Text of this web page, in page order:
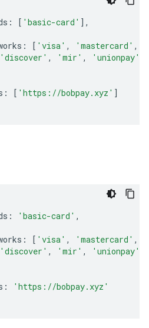
: [ 'basic-card' ],
: [ 'visa' , 'mastercard' ,
'discover' , 'mir' , 'unionpay'
: [ 'https://bobpay.xyz' ]
: 'basic-card' ,
: [ 'visa' , 'mastercard' ,
'discover' , 'mir' , 'unionpay'
:
'https://bobpay.xyz'